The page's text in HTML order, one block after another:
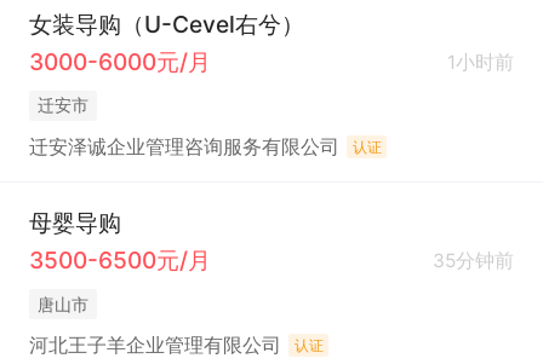
女装导购（U-Cevel右兮）
3000-6000元/月
1小时前
迁安市
迁安泽诚企业管理咨询服务有限公司 认证
母婴导购
3500-6500元/月
35分钟前
唐山市
河北王子羊企业管理有限公司 认证